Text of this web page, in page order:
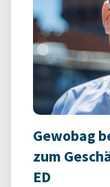
Gewobag
zum
ED